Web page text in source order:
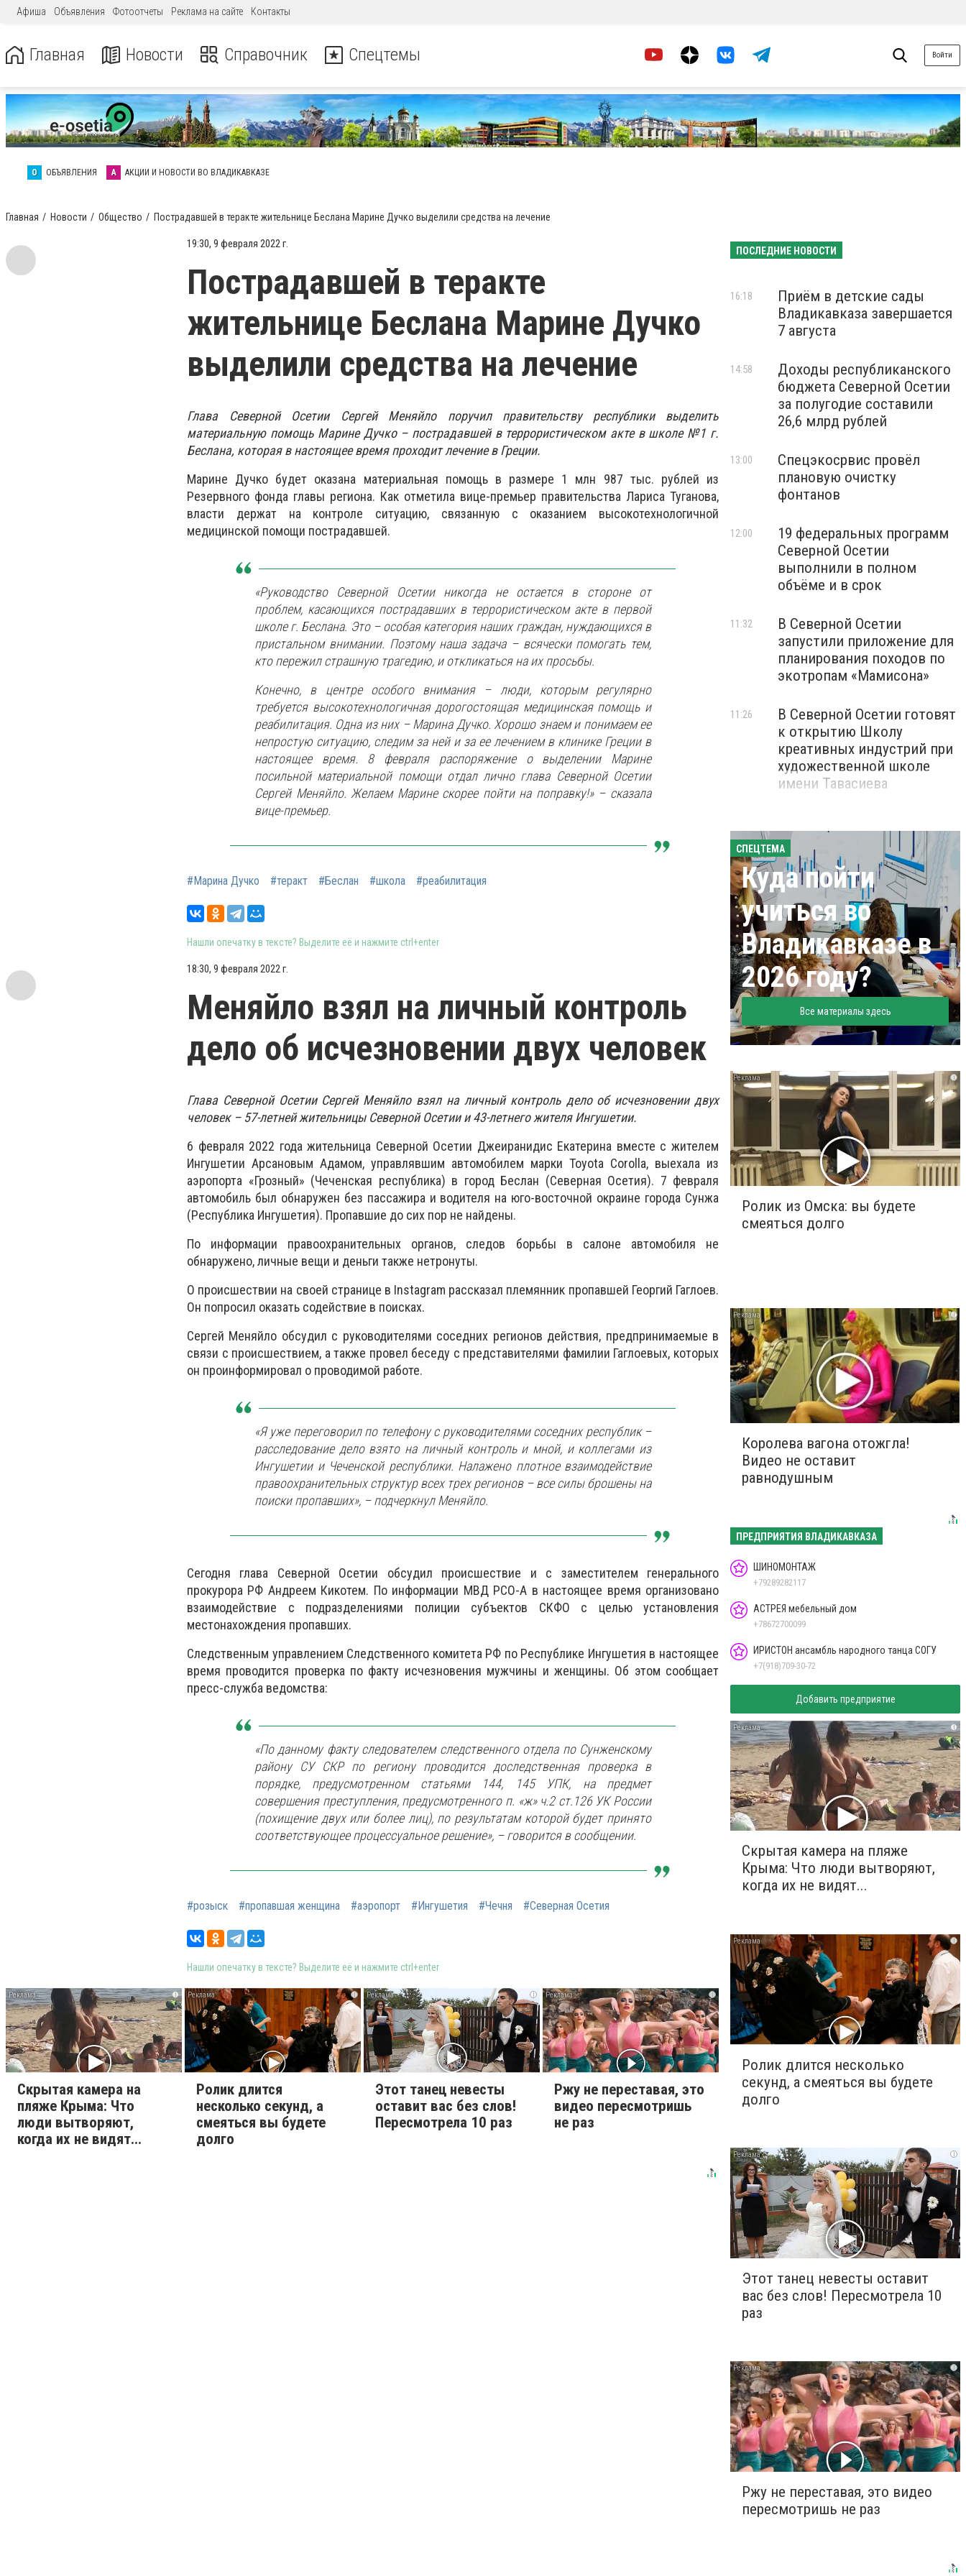
Афиша Объявления Фотоотчеты Реклама на сайте Контакты
Главная Новости Справочник Спецтемы Войти
О ОБЪЯВЛЕНИЯ А АКЦИИ И НОВОСТИ ВО ВЛАДИКАВКАЗЕ
Главная Новости Общество Пострадавшей в теракте жительнице Беслана Марине Дучко выделили средства на лечение
19:30, 9 февраля 2022 г.
Пострадавшей в теракте
жительнице Беслана Марине Дучко
выделили средства на лечение
Глава Северной Осетии Сергей Меняйло поручил правительству республики выделить
материальную помощь Марине Дучко – пострадавшей в террористическом акте в школе №1 г.
Беслана, которая в настоящее время проходит лечение в Греции.
Марине Дучко будет оказана материальная помощь в размере 1 млн 987 тыс. рублей из
Резервного фонда главы региона. Как отметила вице-премьер правительства Лариса Туганова,
власти держат на контроле ситуацию, связанную с оказанием высокотехнологичной
медицинской помощи пострадавшей.
«Руководство Северной Осетии никогда не остается в стороне от
проблем, касающихся пострадавших в террористическом акте в первой
школе г. Беслана. Это – особая категория наших граждан, нуждающихся в
пристальном внимании. Поэтому наша задача – всячески помогать тем,
кто пережил страшную трагедию, и откликаться на их просьбы.
Конечно, в центре особого внимания – люди, которым регулярно
требуется высокотехнологичная дорогостоящая медицинская помощь и
реабилитация. Одна из них – Марина Дучко. Хорошо знаем и понимаем ее
непростую ситуацию, следим за ней и за ее лечением в клинике Греции в
настоящее время. 8 февраля распоряжение о выделении Марине
посильной материальной помощи отдал лично глава Северной Осетии
Сергей Меняйло. Желаем Марине скорее пойти на поправку!» – сказала
вице-премьер.
#Марина Дучко #теракт #Беслан #школа #реабилитация
Нашли опечатку в тексте? Выделите её и нажмите ctrl+enter
18:30, 9 февраля 2022 г.
Меняйло взял на личный контроль
дело об исчезновении двух человек
Глава Северной Осетии Сергей Меняйло взял на личный контроль дело об исчезновении двух
человек – 57-летней жительницы Северной Осетии и 43-летнего жителя Ингушетии.
6 февраля 2022 года жительница Северной Осетии Джеиранидис Екатерина вместе с жителем
Ингушетии Арсановым Адамом, управлявшим автомобилем марки Toyota Corolla, выехала из
аэропорта «Грозный» (Чеченская республика) в город Беслан (Северная Осетия). 7 февраля
автомобиль был обнаружен без пассажира и водителя на юго-восточной окраине города Сунжа
(Республика Ингушетия). Пропавшие до сих пор не найдены.
По информации правоохранительных органов, следов борьбы в салоне автомобиля не
обнаружено, личные вещи и деньги также нетронуты.
О происшествии на своей странице в Instagram рассказал племянник пропавшей Георгий Гаглоев.
Он попросил оказать содействие в поисках.
Сергей Меняйло обсудил с руководителями соседних регионов действия, предпринимаемые в
связи с происшествием, а также провел беседу с представителями фамилии Гаглоевых, которых
он проинформировал о проводимой работе.
«Я уже переговорил по телефону с руководителями соседних республик –
расследование дело взято на личный контроль и мной, и коллегами из
Ингушетии и Чеченской республики. Налажено плотное взаимодействие
правоохранительных структур всех трех регионов – все силы брошены на
поиски пропавших», – подчеркнул Меняйло.
Сегодня глава Северной Осетии обсудил происшествие и с заместителем генерального
прокурора РФ Андреем Кикотем. По информации МВД РСО-А в настоящее время организовано
взаимодействие с подразделениями полиции субъектов СКФО с целью установления
местонахождения пропавших.
Следственным управлением Следственного комитета РФ по Республике Ингушетия в настоящее
время проводится проверка по факту исчезновения мужчины и женщины. Об этом сообщает
пресс-служба ведомства:
«По данному факту следователем следственного отдела по Сунженскому
району СУ СКР по региону проводится доследственная проверка в
порядке, предусмотренном статьями 144, 145 УПК, на предмет
совершения преступления, предусмотренного п. «ж» ч.2 ст.126 УК России
(похищение двух или более лиц), по результатам которой будет принято
соответствующее процессуальное решение», – говорится в сообщении.
#розыск #пропавшая женщина #аэропорт #Ингушетия #Чечня #Северная Осетия
Нашли опечатку в тексте? Выделите её и нажмите ctrl+enter
i
Скрытая камера на
пляже Крыма: Что
люди вытворяют,
когда их не видят...
i
Ролик длится
несколько секунд, а
смеяться вы будете
долго
i
Этот танец невесты
оставит вас без слов!
Пересмотрела 10 раз
i
Ржу не переставая, это
видео пересмотришь
не раз
ПОСЛЕДНИЕ НОВОСТИ
Приём в детские сады
Владикавказа завершается
7 августа
16:18
Доходы республиканского
бюджета Северной Осетии
за полугодие составили
26,6 млрд рублей
14:58
Спецэкосрвис провёл
плановую очистку
фонтанов
13:00
19 федеральных программ
Северной Осетии
выполнили в полном
объёме и в срок
12:00
В Северной Осетии
запустили приложение для
планирования походов по
экотропам «Мамисона»
11:32
В Северной Осетии готовят
к открытию Школу
креативных индустрий при
художественной школе
имени Тавасиева
11:26
СПЕЦТЕМА
Куда пойти
учиться во
Владикавказе в
2026 году?
Все материалы здесь
i
Ролик из Омска: вы будете
смеяться долго
i
Королева вагона отожгла!
Видео не оставит
равнодушным
ПРЕДПРИЯТИЯ ВЛАДИКАВКАЗА
ШИНОМОНТАЖ
+79289282117
АСТРЕЯ мебельный дом
+78672700099
ИРИСТОН ансамбль народного танца СОГУ
+7(918)709-30-72
Добавить предприятие
i
Скрытая камера на пляже
Крыма: Что люди вытворяют,
когда их не видят...
i
Ролик длится несколько
секунд, а смеяться вы будете
долго
i
Этот танец невесты оставит
вас без слов! Пересмотрела 10
раз
i
Ржу не переставая, это видео
пересмотришь не раз